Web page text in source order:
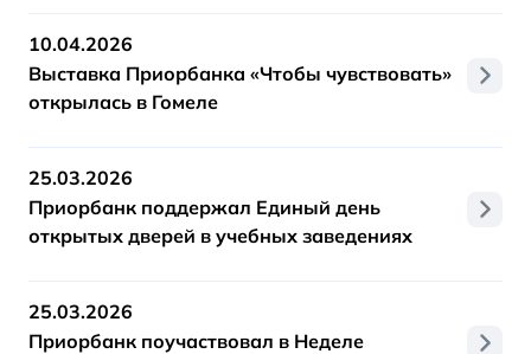
10.04.2026
Выставка Приорбанка «Чтобы чувствовать»
открылась в Гомеле
25.03.2026
Приорбанк поддержал Единый день
открытых дверей в учебных заведениях
25.03.2026
Приорбанк поучаствовал в Неделе